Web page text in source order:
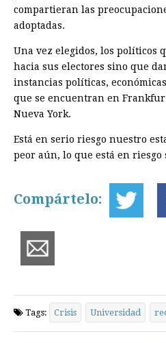
compartieran las
adoptadas.
Una vez elegidos, los políticos
hacia sus electores sino que
instancias políticas,
que se encuentran en
Nueva York.
Está en serio riesgo nuestro
peor aún, lo que está en
Compártelo:
Tags: Crisis Universidad